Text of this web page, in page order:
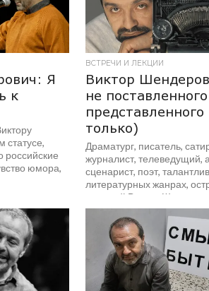
Я
к
статусе,
российские
юмора,
ВСТРЕЧИ И ЛЕКЦИИ
Виктор
не
только)
Драматург, писатель,
журналист, телеведущий,
сценарист, поэт,
литературных жанрах,
ехидный Виктор
впервые посвящает вечер
практически...